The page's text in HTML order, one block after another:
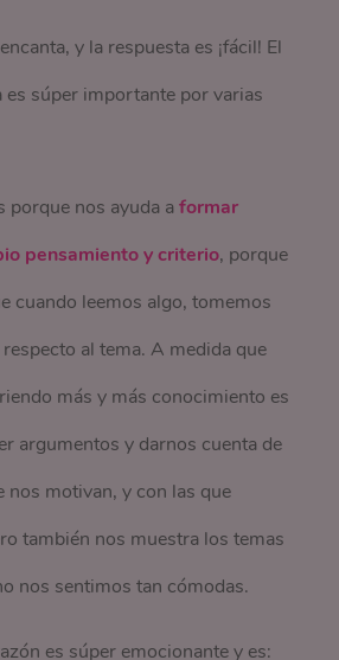
y la respuesta es ¡fácil! El
es súper importante por varias
porque nos ayuda aformar
pensamiento y criterio, porque
cuando leemos algo, tomemos
al tema. A medida que
más y más conocimiento es
argumentos y darnos cuenta de
nos motivan, y con las que
también nos muestra los temas
nos sentimos tan cómodas.
es súper emocionante y es: